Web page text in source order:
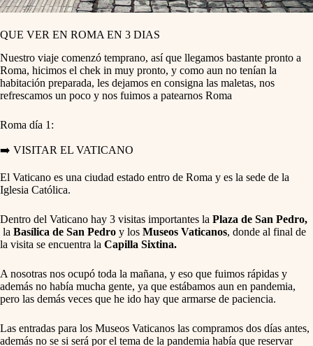
QUE VER EN ROMA EN 3 DIAS
Nuestro viaje comenzó temprano, así que llegamos bastante pronto a
Roma, hicimos el chek in muy pronto, y como aun no tenían la
habitación preparada, les dejamos en consigna las maletas, nos
refrescamos un poco y nos fuimos a patearnos Roma
Roma día 1:
➡️ VISITAR EL VATICANO
El Vaticano es una ciudad estado entro de Roma y es la sede de la
Iglesia Católica.
Dentro del Vaticano hay 3 visitas importantes la Plaza de San Pedro,
la Basílica de San Pedro y los Museos Vaticanos, donde al final de
la visita se encuentra la Capilla Sixtina.
A nosotras nos ocupó toda la mañana, y eso que fuimos rápidas y
además no había mucha gente, ya que estábamos aun en pandemia,
pero las demás veces que he ido hay que armarse de paciencia.
Las entradas para los Museos Vaticanos las compramos dos días antes,
además no se si será por el tema de la pandemia había que reservar